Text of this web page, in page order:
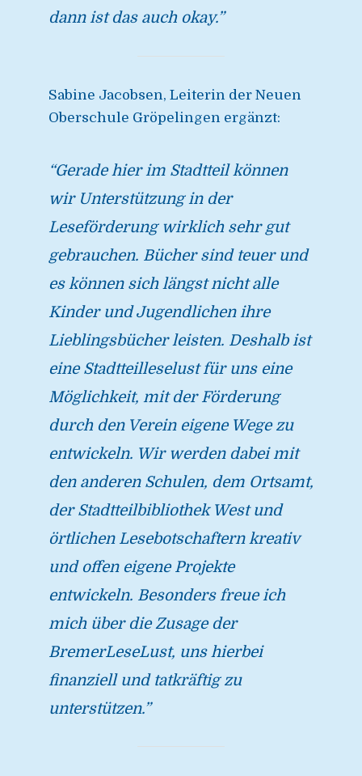
dann ist das auch okay.”
Sabine Jacobsen, Leiterin der Neuen
Oberschule Gröpelingen ergänzt:
“Gerade hier im Stadtteil können
wir Unterstützung in der
Leseförderung wirklich sehr gut
gebrauchen. Bücher sind teuer und
es können sich längst nicht alle
Kinder und Jugendlichen ihre
Lieblingsbücher leisten. Deshalb ist
eine Stadtteilleselust für uns eine
Möglichkeit, mit der Förderung
durch den Verein eigene Wege zu
entwickeln. Wir werden dabei mit
den anderen Schulen, dem Ortsamt,
der Stadtteilbibliothek West und
örtlichen Lesebotschaftern kreativ
und offen eigene Projekte
entwickeln. Besonders freue ich
mich über die Zusage der
BremerLeseLust, uns hierbei
finanziell und tatkräftig zu
unterstützen.”